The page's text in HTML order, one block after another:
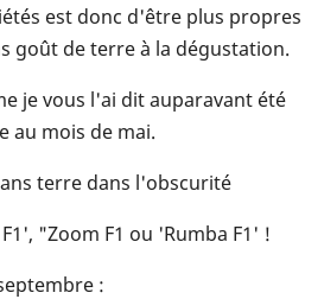
est donc d'être plus propres
goût de terre à la dégustation.
je vous l'ai dit auparavant été
au mois de mai.
terre dans l'obscurité
"Zoom F1 ou 'Rumba F1' !
: